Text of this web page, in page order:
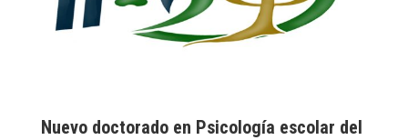
Nuevo doctorado en Psicología escolar del